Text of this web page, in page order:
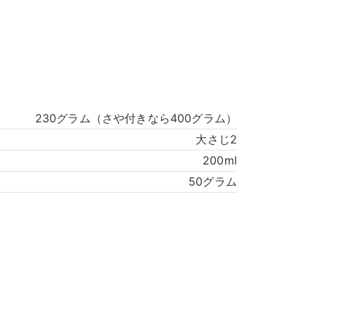
230グラム（さや付きなら400グラム）
大さじ2
200ml
50グラム